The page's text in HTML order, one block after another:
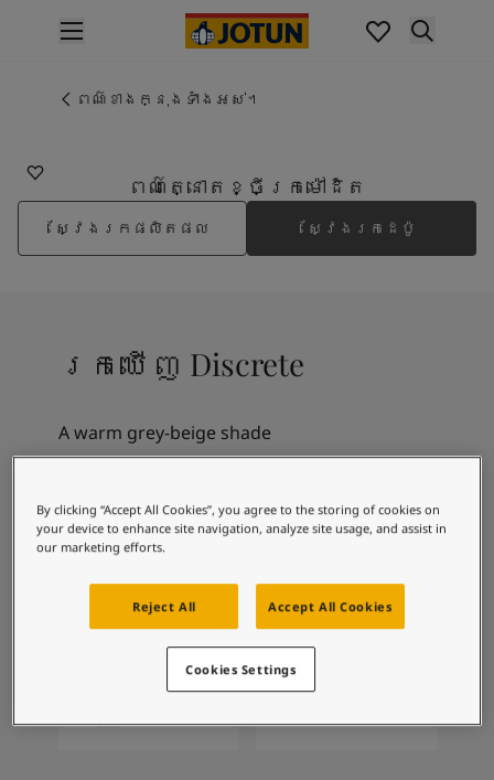
គំនូរខាងក្នុង
ផលិតផលផ្នែកខាងក្រៅ
ពណ៌
ពណ៌ថ្នាំលាបខាងក្នុង
ពណ៌ខាងក្នុងទាំងអស់។
Colour Tools
ការបំផុសគំនិតពីផ្នែកខាងក្នុងផ្ទះ
អត្ថបទ
លាបពណ៌ផ្ទះរបស់អ្នក
ឯកសារផលិតផល
តារាង​ទិន្នន័យ
Soulful Spaces - ជម្រើសពណ៌ចុងក្រោយបំផុតពី Jotun
ពណ៌ខាងក្នុងទាំងអស់។
ពណ៌ត្នោតខ្ចីក្រម៉ៅដិត
ស្វែងរកផលិតផល ស្វែងរកដេប៉ូ
រកឃើញ Discrete
A warm grey-beige shade
ការរួមបញ្ចូល
ពណ៌ដែលបានណែនាំ
Blackened
Black
4477
Deco Blue
By clicking “Accept All Cookies”, you agree to the storing of cookies on
your device to enhance site navigation, analyze site usage, and assist in
our marketing efforts.
Reject All Accept All Cookies
Cookies Settings